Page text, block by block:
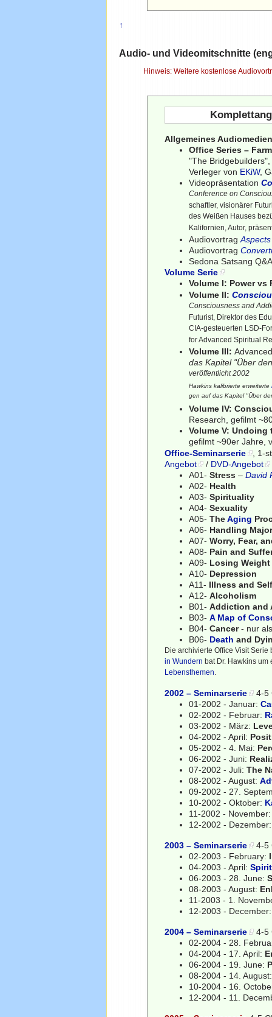
↑
Audio- und Videomitschnitte
Hinweis: Weitere kostenlose
Allgemeines
Office Series –
"The
Verleger von EKiW,
Videopräsentation
Conference on
schaftler, visionärer
des Weißen Hauses
Kalifornien, Autor,
Audiovortrag
Audiovortrag
Sedona Satsang
Volume Serie
Volume I: Power vs
Volume II:
Consciousness and
Futurist, Direktor des
CIA-gesteuerten LSD-
for Advanced Spiritual
Volume III:
das Kapitel "Über
veröffentlicht 2002
Hawkins kalibrierte erweiterte
gen auf das Kapitel "Über
Volume IV:
Research, gefilmt
Volume V:
gefilmt ~90er Jahre,
Office-Seminarserie
, 1-
Angebot
/ DVD-Angebot
A01-Stress –David
A02- Health
A03-Spirituality
A04-Sexuality
A05-TheAging
A06- Handling
A07-Worry, Fear,
A08- Pain and
A09- Losing Weight
A10- Depression
A11- Illness and
A12-Alcoholism
B01-Addiction and
B03-A Map of
B04-Cancer- nur
B06- Death and
Die archivierte Office Visit
in Wundern bat Dr. Hawkins
Lebensthemen.
2002 – Seminarserie
4-5
01-2002 - Januar:
02-2002 - Februar:
03-2002 - März:
04-2002 - April:
05-2002 - 4. Mai:
06-2002 - Juni:
07-2002 - Juli:The
08-2002 - August:
09-2002 - 27.
10-2002 - Oktober:
11-2002 -
12-2002 -
2003 – Seminarserie
4-5
02-2003 - February:
04-2003 - April:
06-2003 - 28. June:
08-2003 - August:
11-2003 - 1.
12-2003 -
2004 – Seminarserie
4-5
02-2004 - 28.
04-2004 - 17. April:
06-2004 - 19. June:
08-2004 - 14.
10-2004 - 16.
12-2004 - 11.